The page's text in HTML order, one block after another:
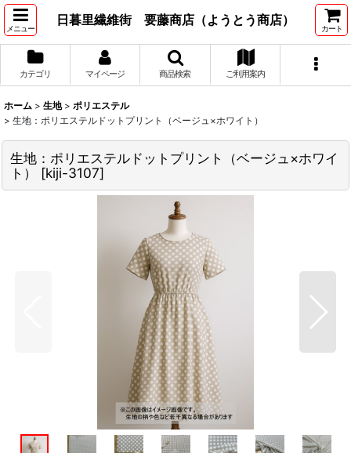
メニュー
日暮里繊維街 要藤商店（ようとう商店）
カート
カテゴリ マイページ 商品検索 ご利用案内
ホーム > 生地 > ポリエステル
> 生地：ポリエステルドットプリント（ベージュ×ホワイト）
生地：ポリエステルドットプリント（ベージュ×ホワイ
ト）
[kiji-3107]